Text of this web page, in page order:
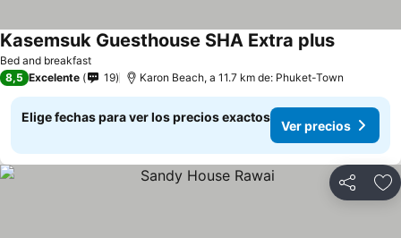
Bed and breakfast
Kasemsuk Guesthouse SHA Extra plus
8,5 Excelente 19 Karon Beach, a 11.7 km de: Phuket-Town
Elige fechas para ver los precios exactos
Ver precios
Compartir